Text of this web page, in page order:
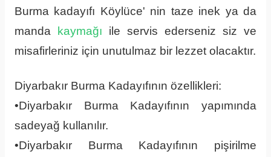
Burma kadayıfı Köylüce' nin taze inek ya da
manda
kaymağı ile servis ederseniz siz ve
misafirleriniz için unutulmaz bir lezzet olacaktır.
Diyarbakır Burma Kadayıfının özellikleri:
•Diyarbakır Burma Kadayıfının yapımında
sadeyağ kullanılır.
•Diyarbakır Burma Kadayıfının pişirilme